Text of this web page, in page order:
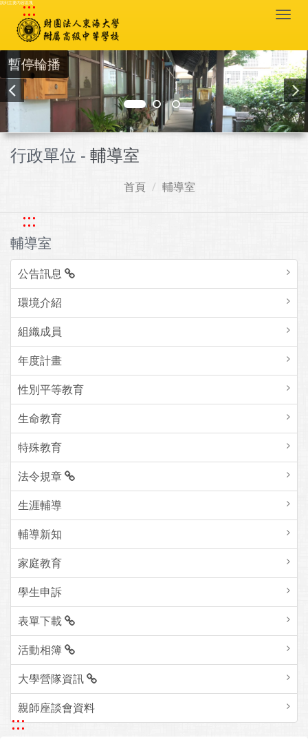
跳到主要內容區塊
:::
暫停輪播
行政單位 - 輔導室
首頁 輔導室
:::
輔導室
公告訊息
環境介紹
組織成員
年度計畫
性別平等教育
生命教育
特殊教育
法令規章
生涯輔導
輔導新知
家庭教育
學生申訴
表單下載
活動相簿
大學營隊資訊
親師座談會資料
:::